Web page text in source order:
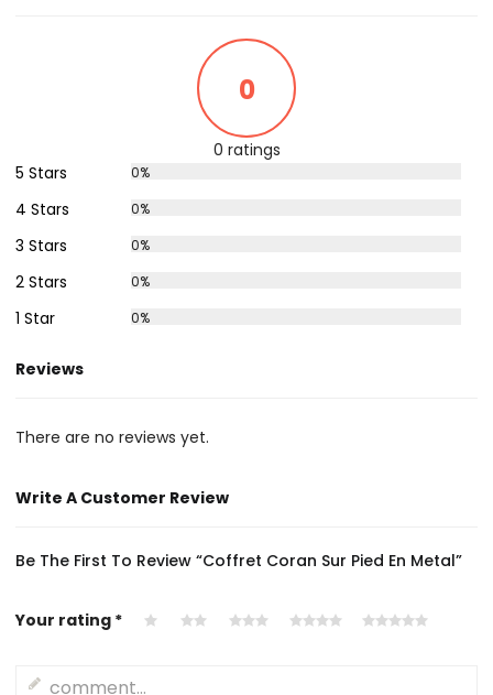
0
0 ratings
5 Stars
0%
4 Stars 0%
3 Stars 0%
2 Stars 0%
1 Star 0%
Reviews
There are no reviews yet.
Write A Customer Review
Be The First To Review “Coffret Coran Sur Pied En Metal”
Your rating *